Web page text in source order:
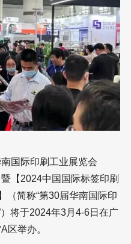
国际印刷工业展览会
【2024中国国际标签印刷
（简称“第30届华南国际印
）将于2024年3月4-6日在广
区举办。